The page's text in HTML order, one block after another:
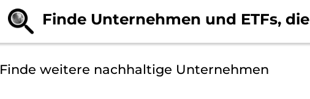
Finde Unternehmen und ETFs, die
Finde weitere nachhaltige Unternehmen